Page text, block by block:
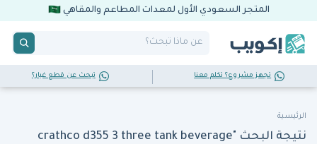
المتجر السعودي الأول لمعدات المطاعم والمقاهي
تجهز مشروع؟ تكلم معنا تبحث عن قطع غيار؟
الرئيسية
نتيجة البحث "crathco d355 3 three tank beverage